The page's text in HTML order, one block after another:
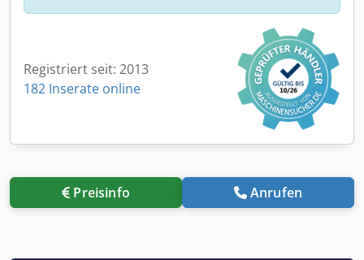
Registriert seit: 2013
182 Inserate online
Preisinfo Anrufen